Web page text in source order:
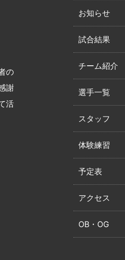
の
謝
活
お知らせ
試合結果
チーム紹介
選手一覧
スタッフ
体験練習
予定表
アクセス
OB・OG